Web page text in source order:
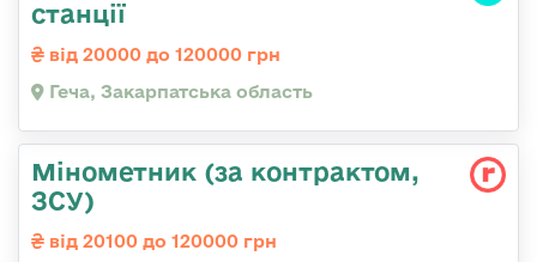
станції
від 20000 до 120000 грн
Геча, Закарпатська область
Мінометник (за контрактом,
ЗСУ)
від 20100 до 120000 грн